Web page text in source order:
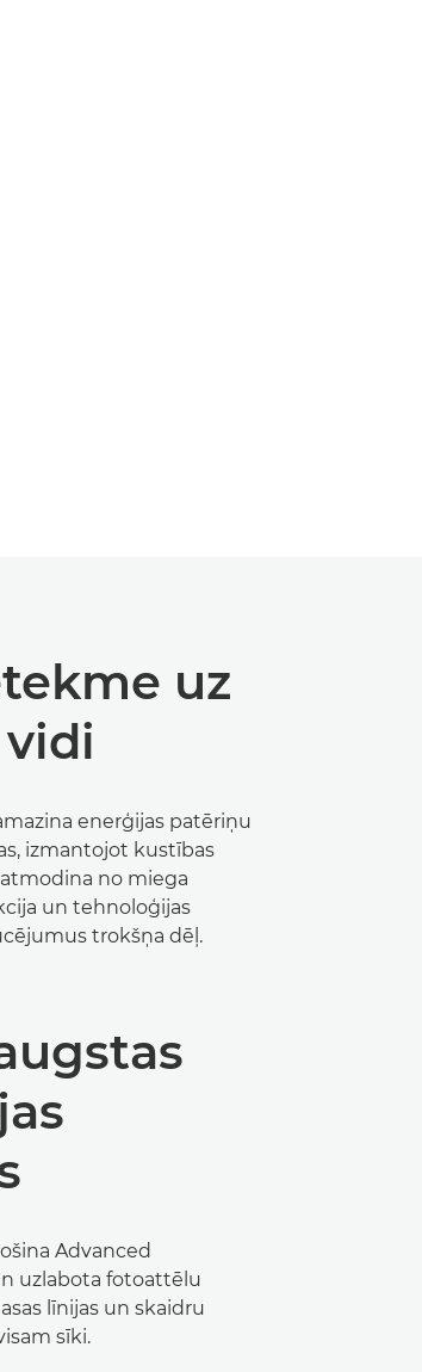
uz
enerģijas patēriņu
izmantojot kustības
no miega
un tehnoloģijas
trokšņa dēļ.
Advanced
uzlabota fotoattēlu
līnijas un skaidru
sīki.